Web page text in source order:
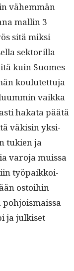
vähem­män
mallin 3
sitä mik­si
sek­to­ril­la
kuin Suomes­
koulutet­tu­ja
vaik­ka
haka­ta päätä
väk­isin yksi­
tukien ja
varo­ja muis­sa
työ­paikkoi­
ostoi­hin
ja julkiset